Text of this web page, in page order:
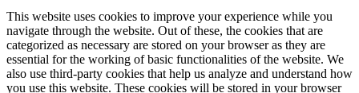
This website uses cookies to improve your experience while you
navigate through the website. Out of these, the cookies that are
categorized as necessary are stored on your browser as they are
essential for the working of basic functionalities of the website. We
also use third-party cookies that help us analyze and understand how
you use this website. These cookies will be stored in your browser